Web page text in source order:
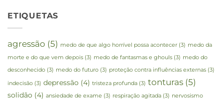
ETIQUETAS
agressão (5) medo de que algo horrível possa acontecer (3) medo da
morte e do que vem depois (3) medo de fantasmas e ghouls (3) medo do
desconhecido (3) medo do futuro (3) proteção contra influências externas (3)
indecisão (3) depressão (4) tristeza profunda (3) tonturas (5)
solidão (4) ansiedade de exame (3) respiração agitada (3) nervosismo